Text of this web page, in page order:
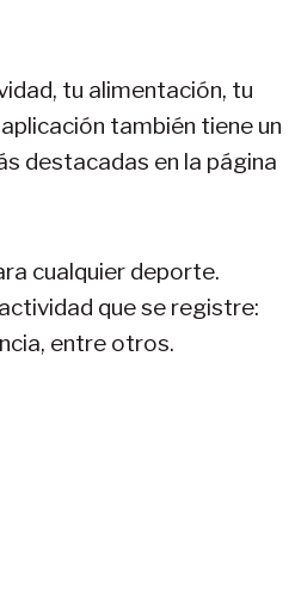
tu alimentación, tu
también tiene un
destacadas en la página
cualquier deporte.
que se registre:
entre otros.